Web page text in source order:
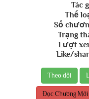
Tác
Thể
Số
Trạng
Lượt
Like/
Đọc Chương Mới